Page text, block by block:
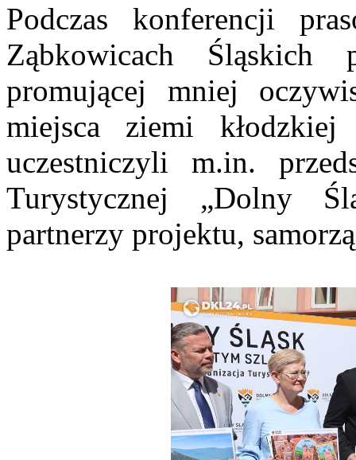
Podczas konferencji
Ząbkowicach Śląskich
promującej mniej
miejsca ziemi
uczestniczyli m.in.
Turystycznej „Dolny
partnerzy projektu,